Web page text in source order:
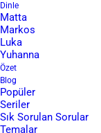
Dinle
Matta
Markos
Luka
Yuhanna
Özet
Blog
Popüler
Seriler
Sık Sorulan Sorular
Temalar